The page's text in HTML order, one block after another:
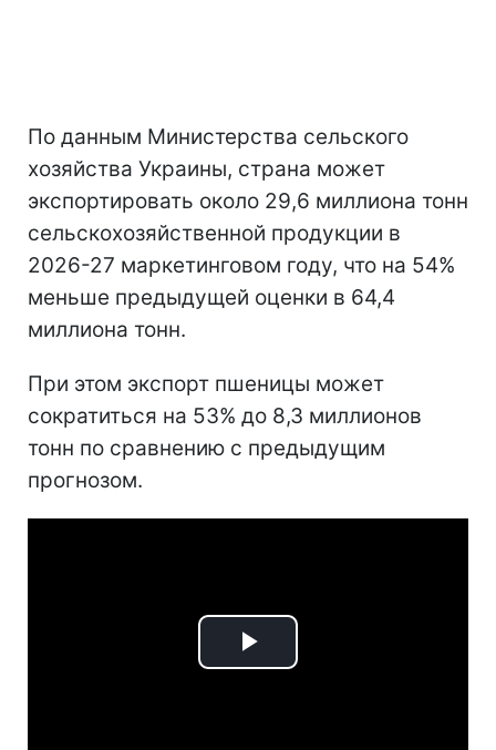
По данным Министерства сельского
хозяйства Украины, страна может
экспортировать около 29,6 миллиона тонн
сельскохозяйственной продукции в
2026-27 маркетинговом году, что на 54%
меньше предыдущей оценки в 64,4
миллиона тонн.
При этом экспорт пшеницы может
сократиться на 53% до 8,3 миллионов
тонн по сравнению с предыдущим
прогнозом.
Play